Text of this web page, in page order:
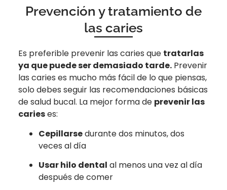
Prevención y tratamiento de
las caries
Es preferible prevenir las caries que tratarlas
ya que puede ser demasiado tarde. Prevenir
las caries es mucho más fácil de lo que piensas,
solo debes seguir las recomendaciones básicas
de salud bucal. La mejor forma de prevenir las
carieses:
Cepillarsedurante dos minutos, dos
veces al día
Usar hilo dental al menos una vez al día
después de comer